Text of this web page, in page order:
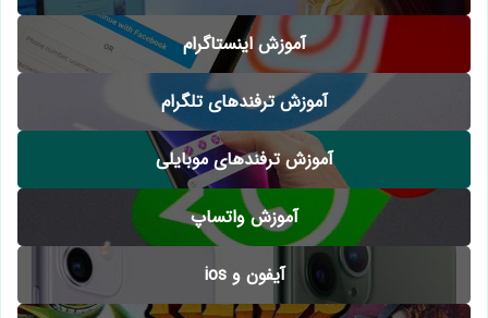
آموزش اینستاگرام
آموزش ترفندهای تلگرام
آموزش ترفندهای موبایلی
آموزش واتساپ
آیفون و ios